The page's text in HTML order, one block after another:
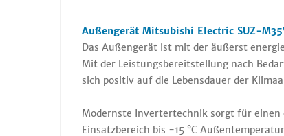
Außengerät Mitsubishi Electric SUZ-
Das Außengerät ist mit der äußerst
Mit der Leistungsbereitstellung nach
sich positiv auf die Lebensdauer der
Modernste Invertertechnik sorgt für einen
Einsatzbereich bis -15 °C